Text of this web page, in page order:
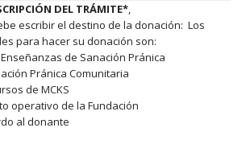
DEL TRÁMITE*,
escribir el destino de la donación: Los
para hacer su donación son:
de Sanación Pránica
Pránica Comunitaria
de MCKS
operativo de la Fundación
al donante